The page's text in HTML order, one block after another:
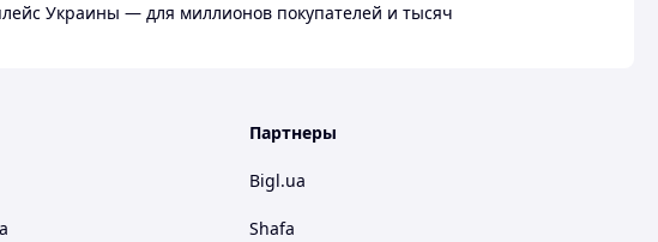
Украины — для миллионов покупателей и тысяч
Партнеры
Bigl.ua
Shafa